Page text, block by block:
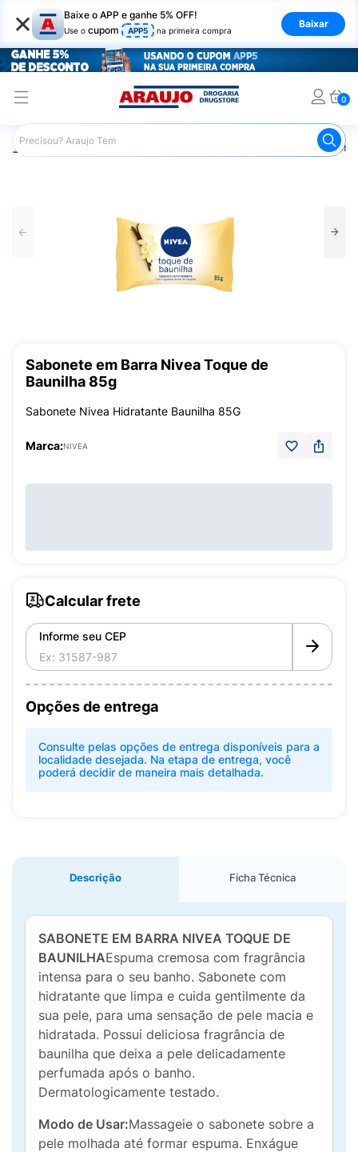
× Baixe o APP e ganhe 5% OFF!
Use o cupom APP5 na primeira compra
Baixar
0
Araujo Higiene Pessoal
Sabonete em Barra Nivea Toque de
Baunilha 85g
Sabonete Nivea Hidratante Baunilha 85G
Marca:NIVEA
Calcular frete
Informe seu CEP
Opções de entrega
Consulte pelas opções de entrega disponíveis para a
localidade desejada. Na etapa de entrega, você
poderá decidir de maneira mais detalhada.
Descrição Ficha Técnica
SABONETE EM BARRA NIVEA TOQUE DE
BAUNILHAEspuma cremosa com fragrância
intensa para o seu banho. Sabonete com
hidratante que limpa e cuida gentilmente da
sua pele, para uma sensação de pele macia e
hidratada. Possui deliciosa fragrância de
baunilha que deixa a pele delicadamente
perfumada após o banho.
Dermatologicamente testado.
Modo de Usar:Massageie o sabonete sobre a
pele molhada até formar espuma. Enxágue